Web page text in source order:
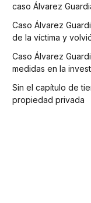
caso Álvarez
Caso Álvarez
de la víctima y
Caso Álvarez
medidas en la
Sin el capítulo de
propiedad privada